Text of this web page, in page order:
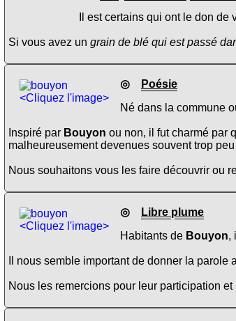
Il est certains qui ont le don
Si vous avez un grain de blé qui est passé
<Cliquez l'image>
◎
Poésie
Né dans la commune
Inspiré par Bouyon ou non, il fut charmé par
malheureusement devenues souvent trop
Nous souhaitons vous les faire découvrir ou
<Cliquez l'image>
◎
Libre plume
Habitants de Bouyon,
Il nous semble important de donner la
Nous les remercions pour leur participation et